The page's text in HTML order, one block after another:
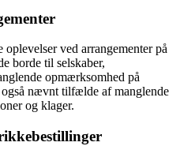
ved arrangementer på
borde til selskaber,
opmærksomhed på
nævnt tilfælde af manglende
og klager.